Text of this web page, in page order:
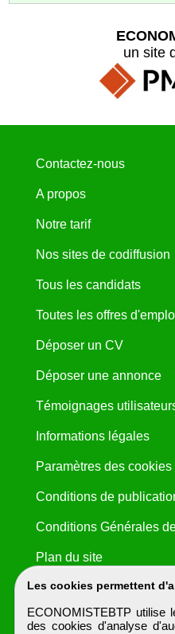
Les cookies permettent
ECONOMISTEBTP utilise
des cookies d'analyse
un site
Contactez-nous
A propos
Notre tarif
Nos sites de codiffusion
Tous les candidats
Toutes les offres
Déposer un CV
Déposer une annonce
Témoignages
Informations légales
Paramètres des cookies
Conditions de
Conditions Générales
Plan du site